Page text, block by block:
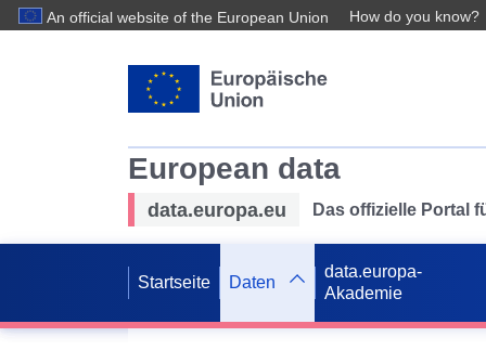
An official website of the European Union How do you know?
European data
data.europa.eu Das offizielle Portal
Startseite Daten
data.europa-
Akademie